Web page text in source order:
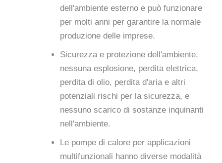
dell'ambiente esterno e può funzionare
per molti anni per garantire la normale
produzione delle imprese.
Sicurezza e protezione dell'ambiente,
nessuna esplosione, perdita elettrica,
perdita di olio, perdita d'aria e altri
potenziali rischi per la sicurezza, e
nessuno scarico di sostanze inquinanti
nell'ambiente.
Le pompe di calore per applicazioni
multifunzionali hanno diverse modalità